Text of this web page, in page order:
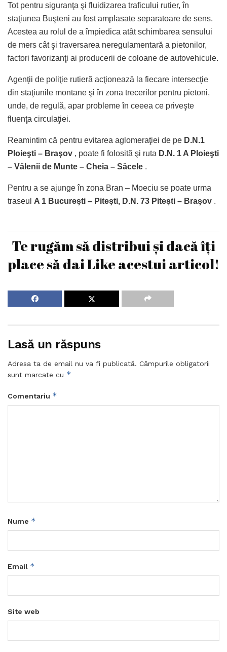
Tot pentru siguranţa şi fluidizarea traficului rutier, în
staţiunea Buşteni au fost amplasate separatoare de sens.
Acestea au rolul de a împiedica atât schimbarea sensului
de mers cât şi traversarea neregulamentară a pietonilor,
factori favorizanţi ai producerii de coloane de autovehicule.
Agenţii de poliţie rutieră acţionează la fiecare intersecţie
din staţiunile montane şi în zona trecerilor pentru pietoni,
unde, de regulă, apar probleme în ceeea ce priveşte
fluenţa circulaţiei.
Reamintim că pentru evitarea aglomeraţiei de pe D.N.1
Ploieşti – Braşov , poate fi folosită şi ruta D.N. 1 A Ploieşti
– Vălenii de Munte – Cheia – Săcele .
Pentru a se ajunge în zona Bran – Moeciu se poate urma
traseul A 1 Bucureşti – Piteşti, D.N. 73 Piteşti – Braşov .
Te rugăm să distribui și dacă îți
place să dai Like acestui articol!
Lasă un răspuns
Adresa ta de email nu va fi publicată. Câmpurile obligatorii
sunt marcate cu *
Comentariu *
Nume *
Email *
Site web